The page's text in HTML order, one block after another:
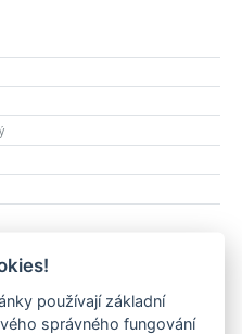
používají základní
správného fungování